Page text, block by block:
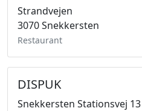
Strandvejen
3070 Snekkersten
Restaurant
DISPUK
Snekkersten Stationsvej 13